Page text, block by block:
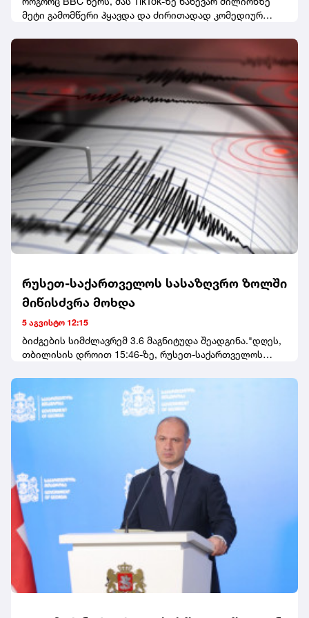
მეტი გამომწერი ჰყავდა და ძირითადად კომედიურ
პოლიციას ჯერჯერობით არავინ დაუკავებია.
ეჭვმიტანილები ადგილიდან მიიმალნენ.ცნობისთვის,
ეს მექსიკაში ინფლუენსერის მკვლელობის პირველი
შემთხვევა არ არის. გასულ წელს, 23 წლის ვალერია
მარკესი სილამაზის სალონში, TikTok-ზე პირდაპირი
ეთერის დროს მოკლეს.
რუსეთ-საქართველოს სასაზღვრო ზოლში
მიწისძვრა მოხდა
5 აგვისტო 12:15
ბიძგების სიმძლავრემ 3.6 მაგნიტუდა შეადგინა."დღეს,
თბილისის დროით 15:46-ზე, რუსეთ-საქართველოს
მიწისძვრა", - აღნიშნულია განცხადებაში.